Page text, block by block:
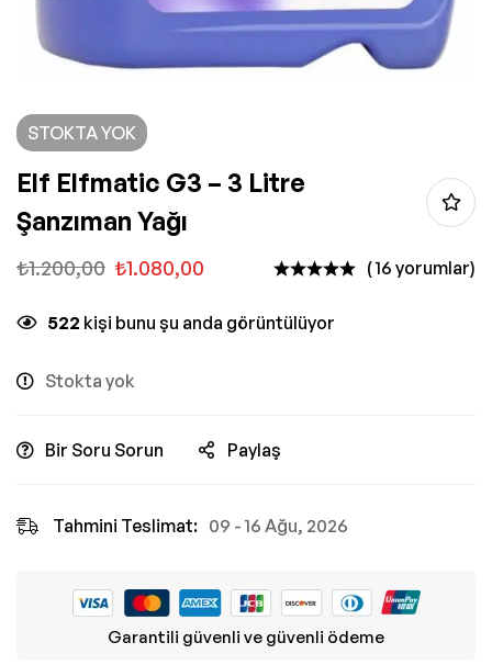
STOKTA YOK
Elf Elfmatic G3 – 3 Litre
Şanzıman Yağı
₺1.200,00 ₺1.080,00 ( 16 yorumlar)
522 kişi bunu şu anda görüntülüyor
Stokta yok
Bir Soru Sorun Paylaş
Tahmini Teslimat: 09 - 16 Ağu, 2026
Garantili güvenli ve güvenli ödeme